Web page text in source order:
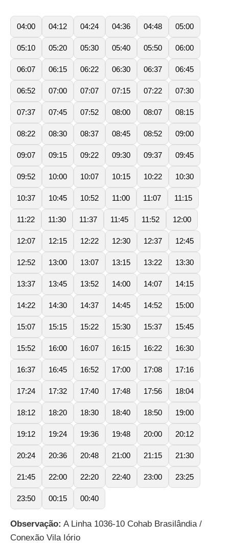
04:00 04:12 04:24 04:36 04:48 05:00
05:10 05:20 05:30 05:40 05:50 06:00
06:07 06:15 06:22 06:30 06:37 06:45
06:52 07:00 07:07 07:15 07:22 07:30
07:37 07:45 07:52 08:00 08:07 08:15
08:22 08:30 08:37 08:45 08:52 09:00
09:07 09:15 09:22 09:30 09:37 09:45
09:52 10:00 10:07 10:15 10:22 10:30
10:37 10:45 10:52 11:00 11:07 11:15
11:22 11:30 11:37 11:45 11:52 12:00
12:07 12:15 12:22 12:30 12:37 12:45
12:52 13:00 13:07 13:15 13:22 13:30
13:37 13:45 13:52 14:00 14:07 14:15
14:22 14:30 14:37 14:45 14:52 15:00
15:07 15:15 15:22 15:30 15:37 15:45
15:52 16:00 16:07 16:15 16:22 16:30
16:37 16:45 16:52 17:00 17:08 17:16
17:24 17:32 17:40 17:48 17:56 18:04
18:12 18:20 18:30 18:40 18:50 19:00
19:12 19:24 19:36 19:48 20:00 20:12
20:24 20:36 20:48 21:00 21:15 21:30
21:45 22:00 22:20 22:40 23:00 23:25
23:50 00:15 00:40
Observação: A Linha 1036-10 Cohab Brasilândia /
Conexão Vila Iório